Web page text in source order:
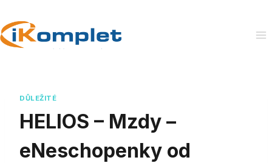
to
content
DŮLEŽITÉ
HELIOS – Mzdy –
eNeschopenky od